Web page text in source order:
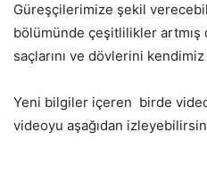
Güreşçilerimize şekil
bölümünde çeşitlilikler
saçlarını ve dövlerini
Yeni bilgiler içeren birde video
videoyu aşağıdan